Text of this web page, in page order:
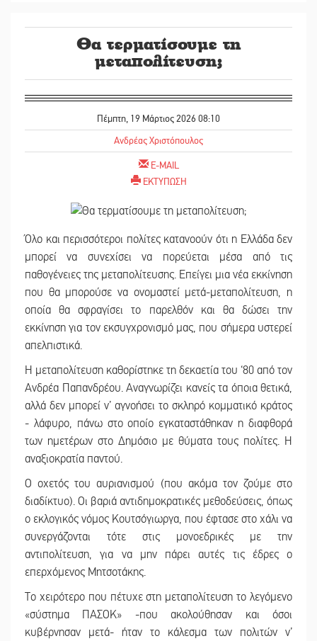
Θα τερματίσουμε τη
μεταπολίτευση;
Πέμπτη, 19 Μάρτιος 2026 08:10
Ανδρέας Χριστόπουλος
E-MAIL
ΕΚΤΥΠΩΣΗ
Όλο και περισσότεροι πολίτες κατανοούν ότι η Ελλάδα δεν
μπορεί να συνεχίσει να πορεύεται μέσα από τις
παθογένειες της μεταπολίτευσης. Επείγει μια νέα εκκίνηση
που θα μπορούσε να ονομαστεί μετά-μεταπολίτευση, η
οποία θα σφραγίσει το παρελθόν και θα δώσει την
εκκίνηση για τον εκσυγχρονισμό μας, που σήμερα υστερεί
απελπιστικά.
Η μεταπολίτευση καθορίστηκε τη δεκαετία του ‘80 από τον
Ανδρέα Παπανδρέου. Αναγνωρίζει κανείς τα όποια θετικά,
αλλά δεν μπορεί ν’ αγνοήσει το σκληρό κομματικό κράτος
- λάφυρο, πάνω στο οποίο εγκαταστάθηκαν η διαφθορά
των ημετέρων στο Δημόσιο με θύματα τους πολίτες. Η
αναξιοκρατία παντού.
Ο οχετός του αυριανισμού (που ακόμα τον ζούμε στο
διαδίκτυο). Οι βαριά αντιδημοκρατικές μεθοδεύσεις, όπως
ο εκλογικός νόμος Κουτσόγιωργα, που έφτασε στο χάλι να
συνεργάζονται τότε στις μονοεδρικές με την
αντιπολίτευση, για να μην πάρει αυτές τις έδρες ο
επερχόμενος Μητσοτάκης.
Το χειρότερο που πέτυχε στη μεταπολίτευση το λεγόμενο
«σύστημα ΠΑΣΟΚ» -που ακολούθησαν και όσοι
κυβέρνησαν μετά- ήταν το κάλεσμα των πολιτών ν’